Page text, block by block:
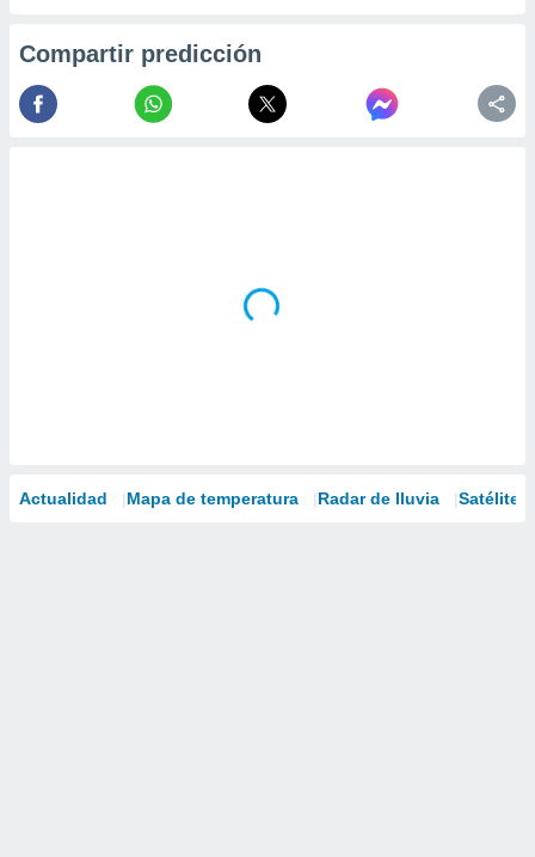
Compartir predicción
Actualidad Mapa de temperatura Radar de lluvia Satélites